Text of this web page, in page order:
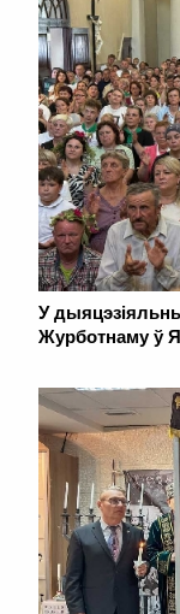
У
Журботнаму ў